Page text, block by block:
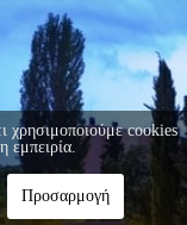
χρησιμοποιούμε cookies
εμπειρία.
Προσαρμογή